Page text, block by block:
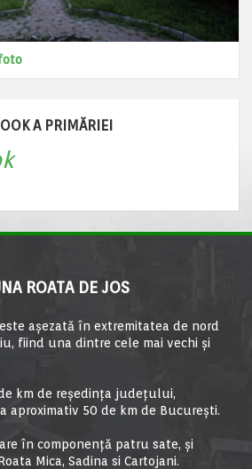
A PRIMĂRIEI
ROATA DE JOS
aşezată în extremitatea de nord
fiind una dintre cele mai vechi şi
km de reşedinţa judeţului,
aproximativ 50 de km de Bucureşti.
în componență patru sate, și
Mica, Sadina si Cartojani.